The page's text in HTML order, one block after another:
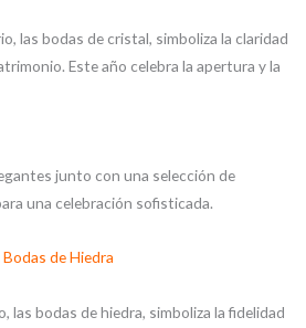
las bodas de cristal, simboliza la claridad
Este año celebra la apertura y la
junto con una selección de
una celebración sofisticada.
de Hiedra
las bodas de hiedra, simboliza la fidelidad